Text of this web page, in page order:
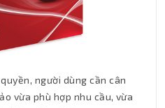
người dùng cần cân
vừa phù hợp nhu cầu, vừa